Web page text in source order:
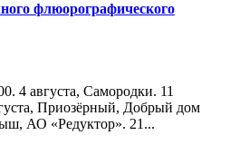
флюорографического
4 августа, Самородки. 11
Приозёрный, Добрый дом
АО «Редуктор». 21...